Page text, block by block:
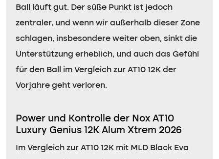
Ball läuft gut. Der süße Punkt ist jedoch
zentraler, und wenn wir außerhalb dieser Zone
schlagen, insbesondere weiter oben, sinkt die
Unterstützung erheblich, und auch das Gefühl
für den Ball im Vergleich zur AT10 12K der
Vorjahre geht verloren.
Power und Kontrolle der Nox AT10
Luxury Genius 12K Alum Xtrem 2026
Im Vergleich zur AT10 12K mit MLD Black Eva